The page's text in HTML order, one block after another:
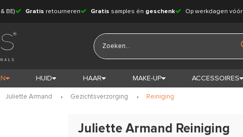
BE) Gratis retourneren Gratis samples én geschenk Op werkdagen vóór
HUID HAAR MAKE-UP ACCESSOIRES
Juliette Armand Gezichtsverzorging Reiniging
Juliette Armand Reiniging